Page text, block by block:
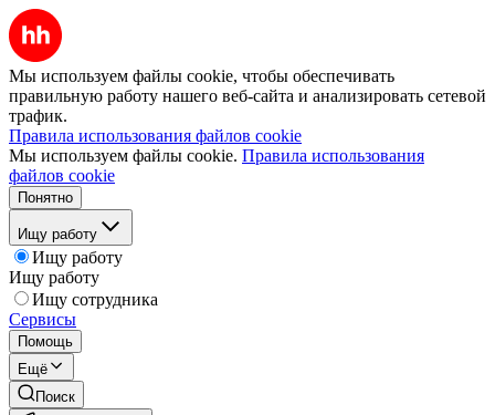
Мы используем файлы cookie, чтобы обеспечивать
правильную работу нашего веб-сайта и анализировать сетевой
трафик.
Правила использования файлов cookie
Мы используем файлы cookie. Правила использования
файлов cookie
Понятно
Ищу работу
Ищу работу
Ищу работу
Ищу сотрудника
Сервисы
Помощь
Ещё
Поиск